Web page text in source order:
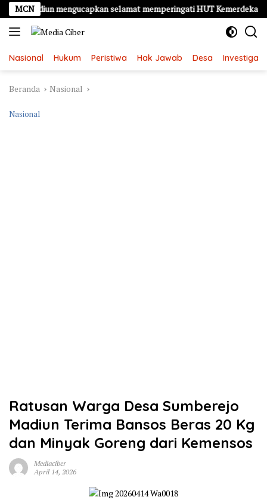
Langsung
ke
konten
MCNmengucapkan selamat memperingati HUT Kemerdekaan RI Ke –
Nasional Hukum Peristiwa Hak Jawab Desa Investigasi
Beranda Nasional
Nasional
Ratusan Warga Desa Sumberejo
Madiun Terima Bansos Beras 20 Kg
dan Minyak Goreng dari Kemensos
Mediaciber
April 14, 2026